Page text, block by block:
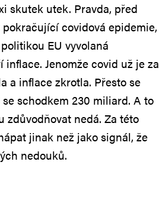
skutek utek. Pravda, před
covidová epidemie,
EU vyvolaná
Jenomže covid už je za
a inflace zkrotla. Přesto se
schodkem 230 miliard. A to
zdůvodňovat nedá. Za této
jinak než jako signál, že
nedouků.